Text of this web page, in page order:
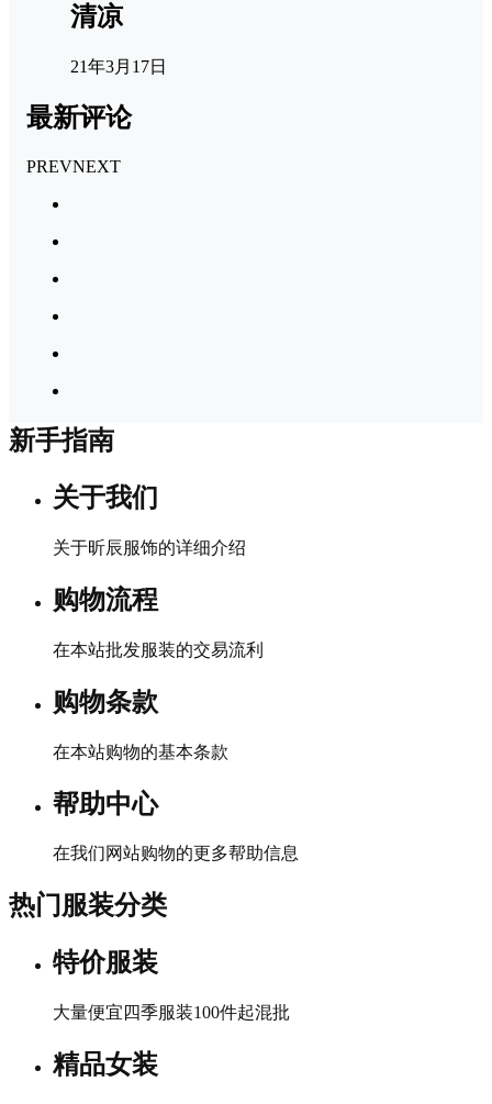
清凉
21年3月17日
最新评论
PREVNEXT
新手指南
关于我们
关于昕辰服饰的详细介绍
购物流程
在本站批发服装的交易流利
购物条款
在本站购物的基本条款
帮助中心
在我们网站购物的更多帮助信息
热门服装分类
特价服装
大量便宜四季服装100件起混批
精品女装